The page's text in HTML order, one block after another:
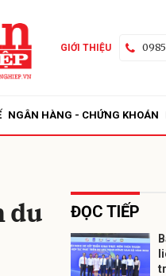
GIỚI THIỆU
NGÂN HÀNG - CHỨNG KHOÁN
du
ĐỌC TIẾP
Gửi